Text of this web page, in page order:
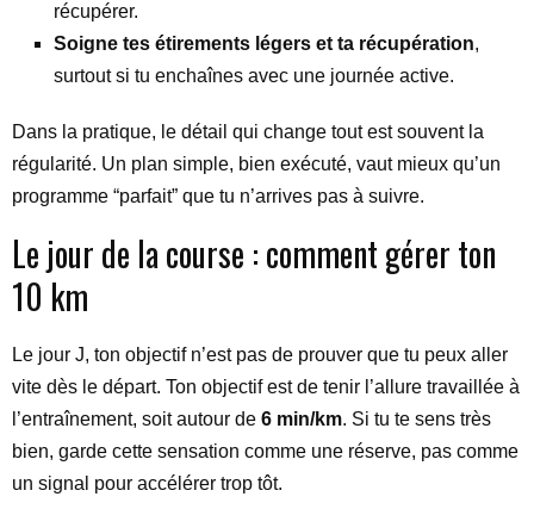
récupérer.
Soigne tes étirements légers et ta récupération,
surtout si tu enchaînes avec une journée active.
Dans la pratique, le détail qui change tout est souvent la
régularité. Un plan simple, bien exécuté, vaut mieux qu’un
programme “parfait” que tu n’arrives pas à suivre.
Le jour de la course : comment gérer ton
10 km
Le jour J, ton objectif n’est pas de prouver que tu peux aller
vite dès le départ. Ton objectif est de tenir l’allure travaillée à
l’entraînement, soit autour de 6 min/km. Si tu te sens très
bien, garde cette sensation comme une réserve, pas comme
un signal pour accélérer trop tôt.